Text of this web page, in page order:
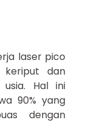
laser pico
dan
Hal ini
90% yang
dengan